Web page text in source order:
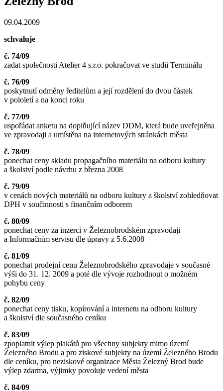
09.04.2009
schvaluje
č. 74/09
zadat společnosti Atelier 4 s.r.o. pokračovat ve studii Terminálu
č. 76/09
poskytnutí odměny ředitelům a její rozdělení do dvou částek
v pololetí a na konci roku
č. 77/09
uspořádat anketu na doplňující název DDM, která bude uveřejněna
ve zpravodaji a umístěna na internetových stránkách města
č. 78/09
ponechat ceny skladu propagačního materiálu na odboru kultury
a školství podle návrhu z března 2008
č. 79/09
v cenách nových materiálů na odboru kultury a školství zohledňovat
DPH v součinnosti s finančním odborem
č. 80/09
ponechat ceny za inzerci v Železnobrodském zpravodaji
a Informačním servisu dle úpravy z 5.6.2008
č. 81/09
ponechat prodejní cenu Železnobrodského zpravodaje v současné
výši do 31. 12. 2009 a poté dle vývoje rozhodnout o možném
pohybu ceny
č. 82/09
ponechat ceny tisku, kopírování a internetu na odboru kultury
a školství dle současného ceníku
č. 83/09
zpoplatnit výlep plakátů pro všechny subjekty mimo území
Železného Brodu a pro ziskové subjekty na území Železného Brodu
dle ceníku, pro neziskové organizace Města Železný Brod bude
výlep zdarma, výjimky povoluje vedení města
č. 84/09